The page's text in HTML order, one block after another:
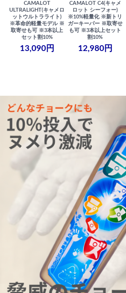
CAMALOT
ULTRALIGHT(キャメロ
ットウルトラライト)
※革命的軽量モデル ※
取寄せも可 ※3本以上
セット割10%
13,090円
CAMALOT C4(キャメ
ロット シーフォー)
※10%軽量化 ※新トリ
ガーキーパー ※取寄せ
も可 ※3本以上セット
割10%
12,980円